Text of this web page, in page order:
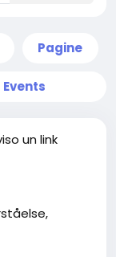
Pagine
Events
un link